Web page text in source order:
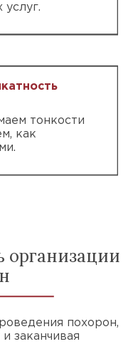
тонкости
как
организации
похорон,
заканчивая